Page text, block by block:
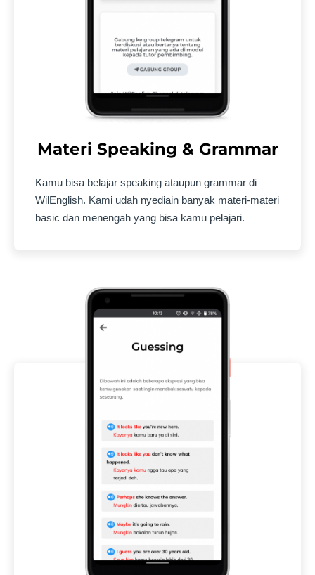
Materi Speaking & Grammar
Kamu bisa belajar speaking ataupun grammar di
WilEnglish. Kami udah nyediain banyak materi-materi
basic dan menengah yang bisa kamu pelajari.